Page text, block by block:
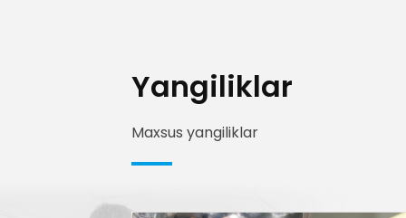
Yangiliklar
Maxsus yangiliklar